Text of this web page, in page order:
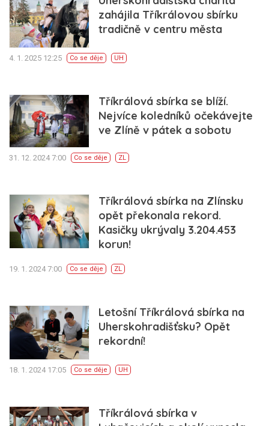
zahájila Tříkrálovou sbírku
tradičně v centru města
4. 1. 2025 12:25 Co se děje UH
Tříkrálová sbírka se blíží.
Nejvíce koledníků očekávejte
ve Zlíně v pátek a sobotu
31. 12. 2024 7:00 Co se děje ZL
Tříkrálová sbírka na Zlínsku
opět překonala rekord.
Kasičky ukrývaly 3.204.453
korun!
19. 1. 2024 7:00 Co se děje ZL
Letošní Tříkrálová sbírka na
Uherskohradišťsku? Opět
rekordní!
18. 1. 2024 17:05 Co se děje UH
Tříkrálová sbírka v